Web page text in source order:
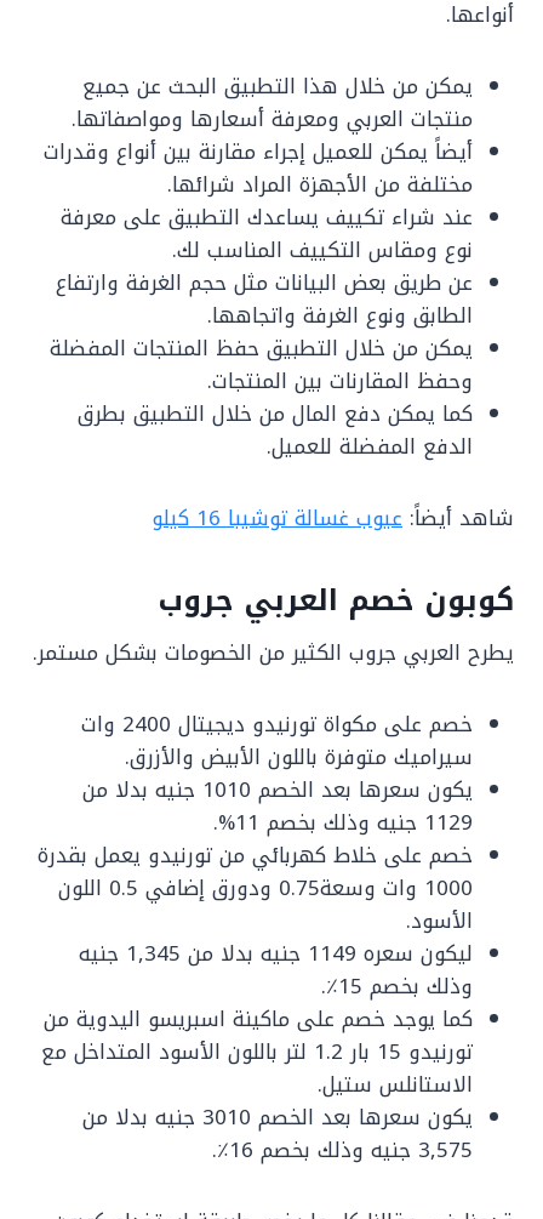
أنواعها.
يمكن من خلال هذا التطبيق البحث عن جميع
منتجات العربي ومعرفة أسعارها ومواصفاتها.
أيضاً يمكن للعميل إجراء مقارنة بين أنواع وقدرات
مختلفة من الأجهزة المراد شرائها.
عند شراء تكييف يساعدك التطبيق على معرفة
نوع ومقاس التكييف المناسب لك.
عن طريق بعض البيانات مثل حجم الغرفة وارتفاع
الطابق ونوع الغرفة واتجاهها.
يمكن من خلال التطبيق حفظ المنتجات المفضلة
وحفظ المقارنات بين المنتجات.
كما يمكن دفع المال من خلال التطبيق بطرق
الدفع المفضلة للعميل.
شاهد أيضاً: عيوب غسالة توشيبا 16 كيلو
كوبون خصم العربي جروب
يطرح العربي جروب الكثير من الخصومات بشكل مستمر.
خصم على مكواة تورنيدو ديجيتال 2400 وات
سيراميك متوفرة باللون الأبيض والأزرق.
يكون سعرها بعد الخصم 1010 جنيه بدلا من
1129 جنيه وذلك بخصم 11%.
خصم على خلاط كهربائي من تورنيدو يعمل بقدرة
1000 وات وسعة0.75 ودورق إضافي 0.5 اللون
الأسود.
ليكون سعره 1149 جنيه بدلا من 1,345 جنيه
وذلك بخصم 15٪.
كما يوجد خصم على ماكينة اسبريسو اليدوية من
تورنيدو 15 بار 1.2 لتر باللون الأسود المتداخل مع
الاستانلس ستيل.
يكون سعرها بعد الخصم 3010 جنيه بدلا من
3,575 جنيه وذلك بخصم 16٪.